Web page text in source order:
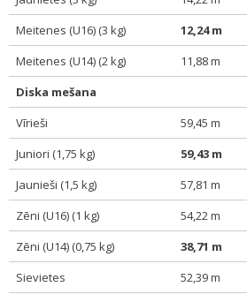
Meitenes (U16) (3 kg)
12,24 m
Meitenes (U14) (2 kg)
11,88 m
Diska mešana
Vīrieši
59,45 m
Juniori (1,75 kg)
59,43 m
Jaunieši (1,5 kg)
57,81 m
Zēni (U16) (1 kg)
54,22 m
Zēni (U14) (0,75 kg)
38,71 m
Sievietes
52,39 m